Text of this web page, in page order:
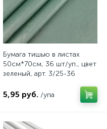
Бумага тишью в листах
50см*70см, 36 шт/уп., цвет
зеленый, арт. 3/25-36
5,95 руб. /упа